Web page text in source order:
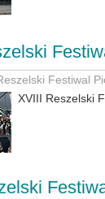
Festiwal
XVIII Reszelski